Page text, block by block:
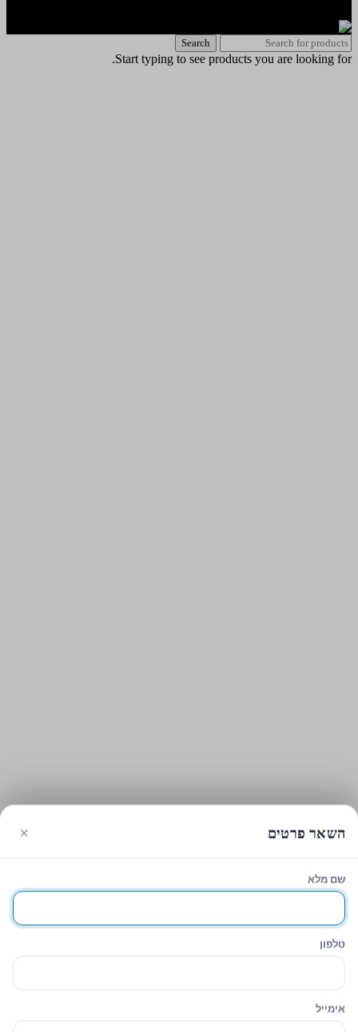
Search
Start typing to see products you are looking for.
סגירה
Sidebar
השאר פרטים ×
שם מלא
טלפון
אימייל